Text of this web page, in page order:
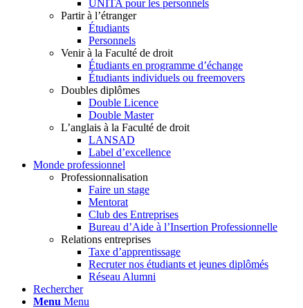
UNITA pour les personnels
Partir à l’étranger
Étudiants
Personnels
Venir à la Faculté de droit
Étudiants en programme d’échange
Étudiants individuels ou freemovers
Doubles diplômes
Double Licence
Double Master
L’anglais à la Faculté de droit
LANSAD
Label d’excellence
Monde professionnel
Professionnalisation
Faire un stage
Mentorat
Club des Entreprises
Bureau d’Aide à l’Insertion Professionnelle
Relations entreprises
Taxe d’apprentissage
Recruter nos étudiants et jeunes diplômés
Réseau Alumni
Rechercher
Menu Menu